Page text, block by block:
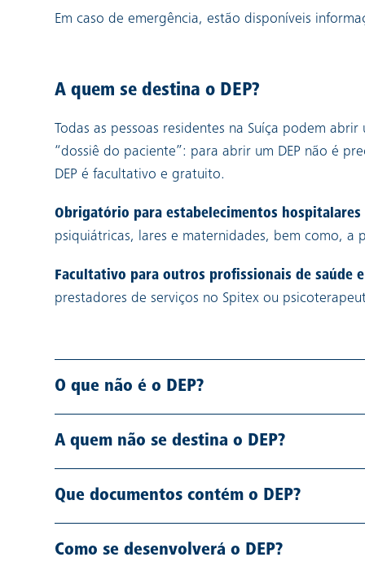
Em caso de emergência, estão disponíveis
A quem se destina o DEP?
Todas as pessoas residentes na Suíça podem
“dossiê do paciente”: para abrir um DEP não é
DEP é facultativo e gratuito.
Obrigatório para estabelecimentos
psiquiátricas, lares e maternidades, bem como, a
Facultativo para outros profissionais de saúde
prestadores de serviços no Spitex ou
O que não é o DEP?
A quem não se destina o DEP?
Que documentos contém o DEP?
Como se desenvolverá o DEP?